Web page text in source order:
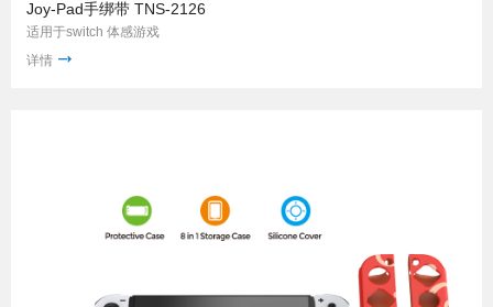
Joy-Pad手绑带 TNS-2126
适用于switch 体感游戏
详情